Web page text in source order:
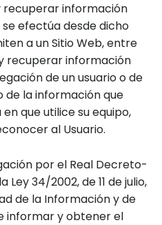
recuperar información
efectúa desde dicho
a un Sitio Web, entre
recuperar información
de un usuario o de
de la información que
que utilice su equipo,
al Usuario.
por el Real Decreto-
Ley 34/2002, de 11 de julio,
de la Información y de
informar y obtener el